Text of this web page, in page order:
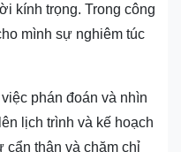
kính trọng. Trong công
mình sự nghiêm túc
phán đoán và nhìn
lịch trình và kế hoạch
thận và chăm chỉ